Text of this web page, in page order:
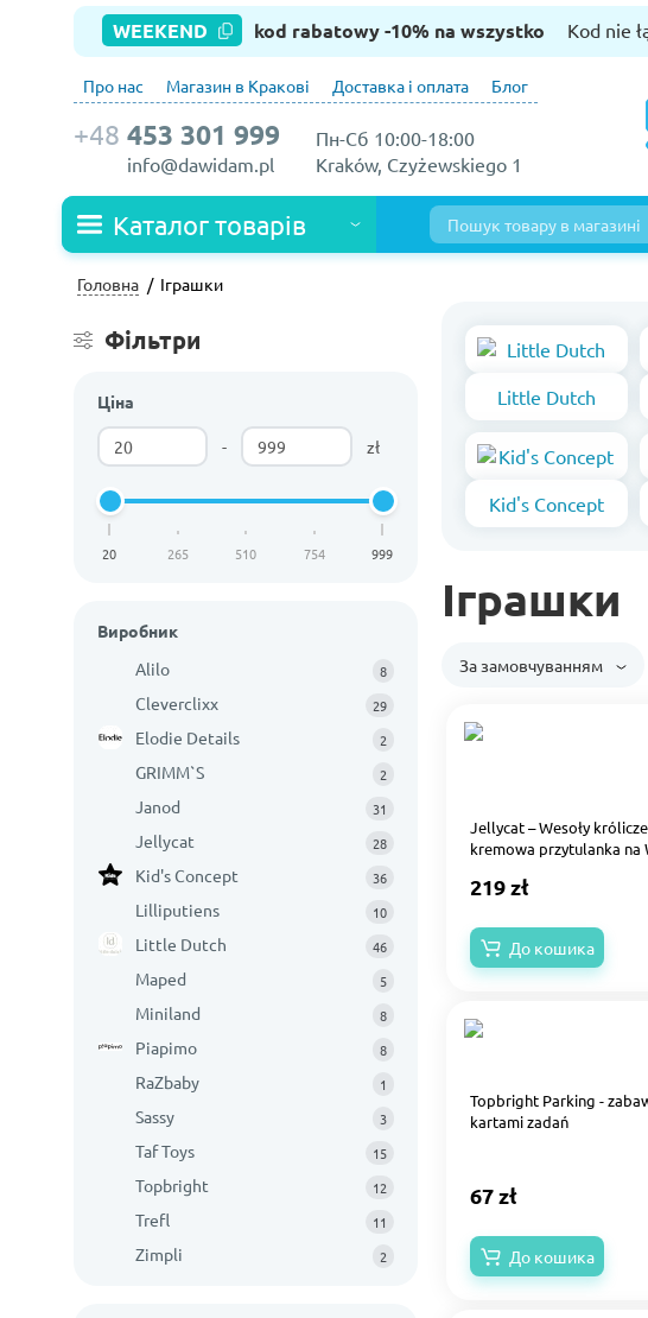
WEEKEND kod rabatowy -10% na wszystko Kod nie
Про нас Магазин в Кракові Доставка і оплата Блог
Пн-Сб 10:00-18:00
Kraków, Czyżewskiego 1
+48 453 301 999
info@dawidam.pl
Каталог товарів
Головна Іграшки
Фільтри
Ціна
- zł
20 265 510 754 999
Виробник
Alilo
8
Cleverclixx 29
Elodie Details 2
GRIMM`S 2
Janod 31
Jellycat 28
Kid's Concept 36
Lilliputiens 10
Little Dutch 46
Maped 5
Miniland 8
Piapimo 8
RaZbaby 1
Sassy 3
Taf Toys 15
Topbright 12
Trefl 11
Zimpli 2
Little Dutch
Kid's Concept
Іграшки
За замовчуванням
Jellycat – Wesoły
kremowa przytulanka na
219 zł
До кошика
Topbright Parking -
kartami zadań
67 zł
До кошика